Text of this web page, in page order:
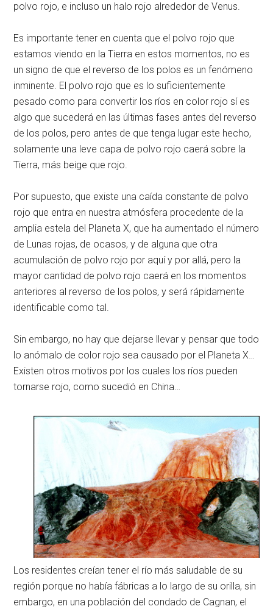
polvo rojo, e incluso un halo rojo alrededor de Venus.
Es importante tener en cuenta que el polvo rojo que
estamos viendo en la Tierra en estos momentos, no es
un signo de que el reverso de los polos es un fenómeno
inminente. El polvo rojo que es lo suficientemente
pesado como para convertir los ríos en color rojo sí es
algo que sucederá en las últimas fases antes del reverso
de los polos, pero antes de que tenga lugar este hecho,
solamente una leve capa de polvo rojo caerá sobre la
Tierra, más beige que rojo.
Por supuesto, que existe una caída constante de polvo
rojo que entra en nuestra atmósfera procedente de la
amplia estela del Planeta X, que ha aumentado el número
de Lunas rojas, de ocasos, y de alguna que otra
acumulación de polvo rojo por aquí y por allá, pero la
mayor cantidad de polvo rojo caerá en los momentos
anteriores al reverso de los polos, y será rápidamente
identificable como tal.
Sin embargo, no hay que dejarse llevar y pensar que todo
lo anómalo de color rojo sea causado por el Planeta X…
Existen otros motivos por los cuales los ríos pueden
tornarse rojo, como sucedió en China…
Los residentes creían tener el río más saludable de su
región porque no había fábricas a lo largo de su orilla, sin
embargo, en una población del condado de Cagnan, el